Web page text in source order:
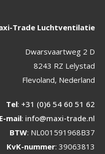
Trade Luchtventilatie
Dwarsvaartweg 2 D
8243 RZ Lelystad
Flevoland, Nederland
Tel: +31 (0)6 54 60 51 62
E-mail: info@maxi-trade.nl
BTW: NL001591968B37
KvK-nummer: 39063813